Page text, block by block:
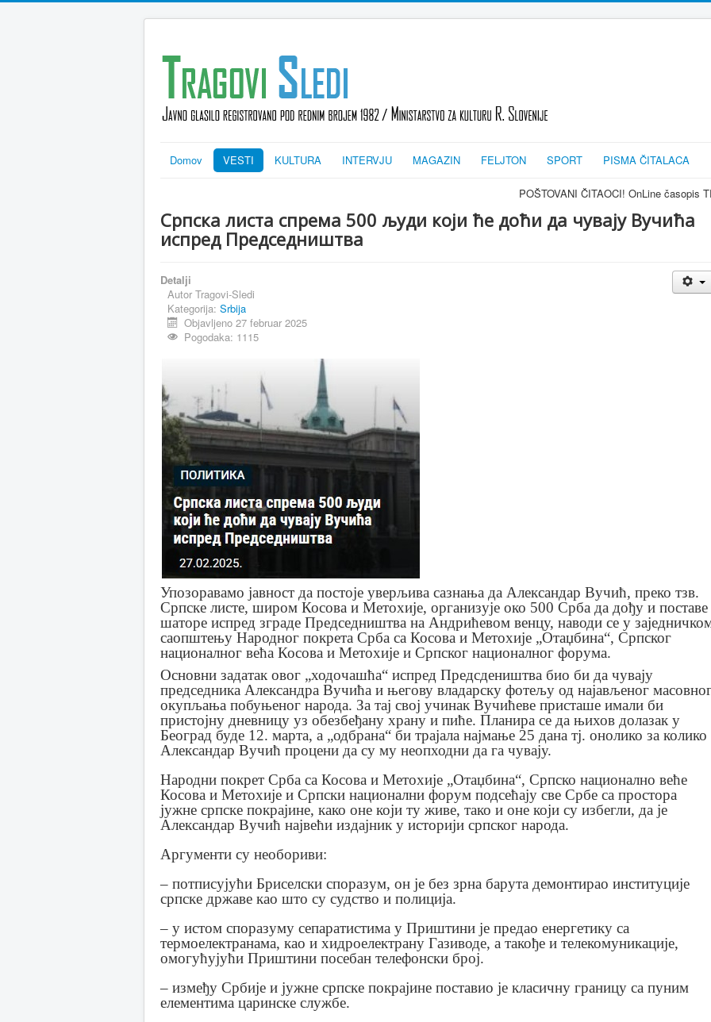
Domov VESTI KULTURA INTERVJU MAGAZIN FELJTON SPORT PISMA ČITALACA
POŠTOVANI ČITAOCI! OnLine časopis
Српска листа спрема 500 људи који ће доћи да чувају Вучића
испред Председништва
Detalji
Autor Tragovi-Sledi
Kategorija: Srbija
Objavljeno 27 februar 2025
Pogodaka: 1115
Упозоравамо јавност да постоје уверљива сазнања да Александар Вучић, преко тзв.
Српске листе, широм Косова и Метохије, организује око 500 Срба да дођу и поставе
шаторе испред зграде Председништва на Андрићевом венцу, наводи се у
саопштењу Народног покрета Срба са Косова и Метохије „Отаџбина“, Српског
националног већа Косова и Метохије и Српског националног форума.
Основни задатак овог „ходочашћа“ испред Предсдеништва био би да чувају
председника Александра Вучића и његову владарску фотељу од најављеног
окупљања побуњеног народа. За тај свој учинак Вучићеве присташе имали би
пристојну дневницу уз обезбеђану храну и пиће. Планира се да њихов долазак у
Београд буде 12. марта, а „одбрана“ би трајала најмање 25 дана тј. онолико за колико
Александар Вучић процени да су му неопходни да га чувају.
Народни покрет Срба са Косова и Метохије „Отаџбина“, Српско национално веће
Косова и Метохије и Српски национални форум подсећају све Србе са простора
јужне српске покрајине, како оне који ту живе, тако и оне који су избегли, да је
Александар Вучић највећи издајник у историји српског народа.
Аргументи су необориви:
– потписујући Бриселски споразум, он је без зрна барута демонтирао институције
српске државе као што су судство и полиција.
– у истом споразуму сепаратистима у Приштини је предао енергетику са
термоелектранама, као и хидроелектрану Газиводе, а такође и телекомуникације,
омогућујући Приштини посебан телефонски број.
– између Србије и јужне српске покрајине поставио је класичну границу са пуним
елементима царинске службе.